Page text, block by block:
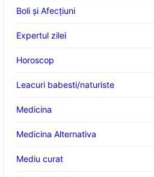
Boli și Afecțiuni
Expertul zilei
Horoscop
Leacuri babesti/naturiste
Medicina
Medicina Alternativa
Mediu curat